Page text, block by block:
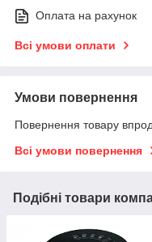
Оплата на рахунок
Всі умови оплати
Умови повернення
Повернення товару
Всі умови повернення
Подібні товари